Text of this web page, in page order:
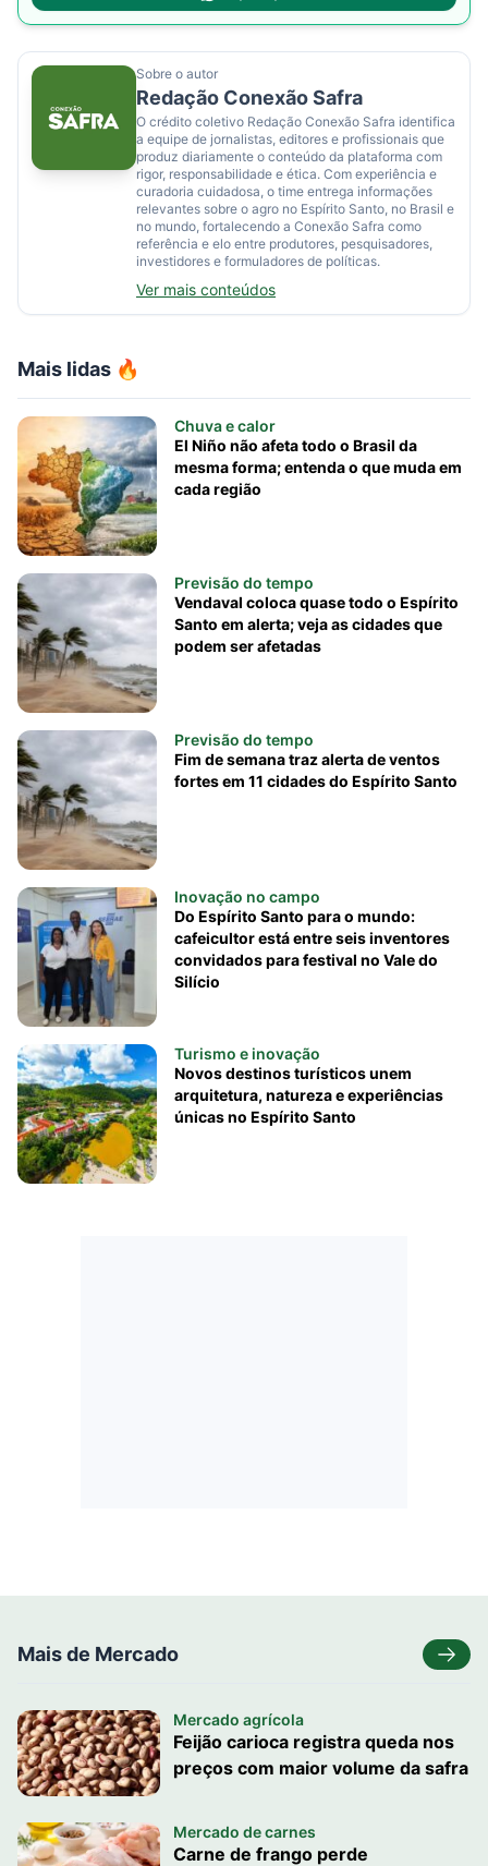
Mais lidas 🔥
Chuva e calor
El Niño não afeta todo o Brasil da
mesma forma; entenda o que muda em
cada região
Previsão do tempo
Vendaval coloca quase todo o Espírito
Santo em alerta; veja as cidades que
podem ser afetadas
Previsão do tempo
Fim de semana traz alerta de ventos
fortes em 11 cidades do Espírito Santo
Inovação no campo
Do Espírito Santo para o mundo:
cafeicultor está entre seis inventores
convidados para festival no Vale do
Silício
Turismo e inovação
Novos destinos turísticos unem
arquitetura, natureza e experiências
únicas no Espírito Santo
Sobre o autor
Redação Conexão Safra
O crédito coletivo Redação Conexão Safra identifica
a equipe de jornalistas, editores e profissionais que
produz diariamente o conteúdo da plataforma com
rigor, responsabilidade e ética. Com experiência e
curadoria cuidadosa, o time entrega informações
relevantes sobre o agro no Espírito Santo, no Brasil e
no mundo, fortalecendo a Conexão Safra como
referência e elo entre produtores, pesquisadores,
investidores e formuladores de políticas.
Ver mais conteúdos
Mais de Mercado
Mercado agrícola
Feijão carioca registra queda nos
preços com maior volume da safra
Mercado de carnes
Carne de frango perde